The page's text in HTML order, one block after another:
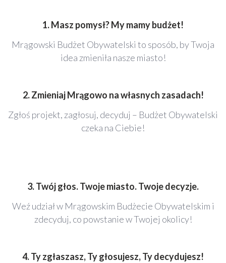
1. Masz pomysł? My mamy budżet!
Mrągowski Budżet Obywatelski to sposób, by Twoja
idea zmieniła nasze miasto!
2. Zmieniaj Mrągowo na własnych zasadach!
Zgłoś projekt, zagłosuj, decyduj – Budżet Obywatelski
czeka na Ciebie!
3. Twój głos. Twoje miasto. Twoje decyzje.
Weź udział w Mrągowskim Budżecie Obywatelskim i
zdecyduj, co powstanie w Twojej okolicy!
4. Ty zgłaszasz, Ty głosujesz, Ty decydujesz!